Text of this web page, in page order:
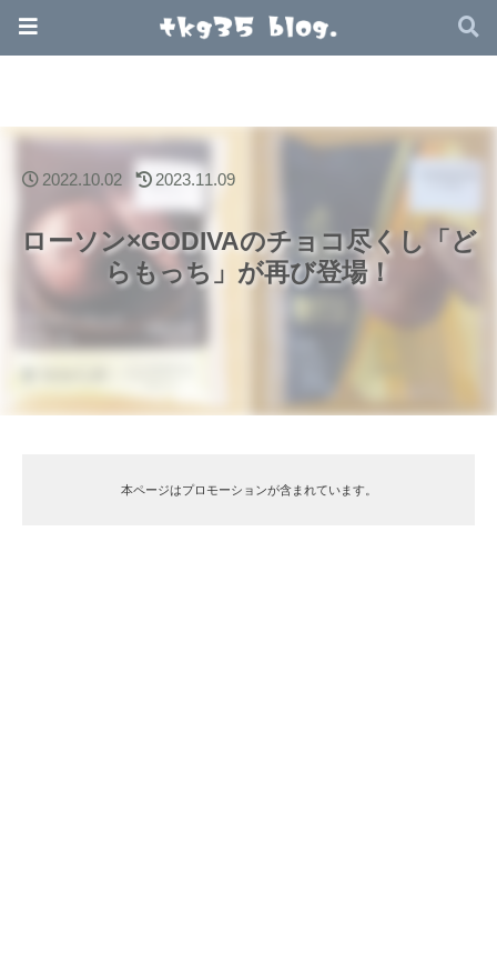
ローソン×GODIVAのチョコ尽くし「ど
らもっち」が再び登場！
2022.10.02 2023.11.09
本ページはプロモーションが含まれています。